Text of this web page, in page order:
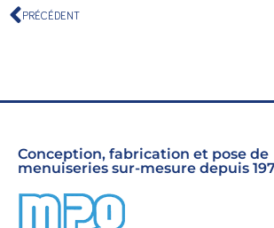
PRÉCÉDENT
Conception, fabrication et pose de
menuiseries sur-mesure depuis